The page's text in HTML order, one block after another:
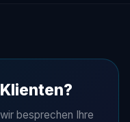
besprechen Ihre